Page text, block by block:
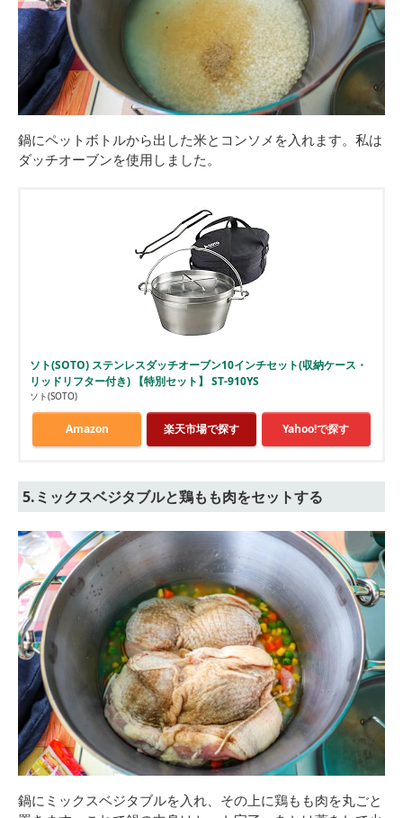
鍋にペットボトルから出した米とコンソメを入れます。私は
ダッチオーブンを使用しました。
ソト(SOTO) ステンレスダッチオーブン10インチセット(収納ケース・
リッドリフター付き) 【特別セット】 ST-910YS
ソト(SOTO)
Amazon 楽天市場で探す Yahoo!で探す
5.ミックスベジタブルと鶏もも肉をセットする
鍋にミックスベジタブルを入れ、その上に鶏もも肉を丸ごと